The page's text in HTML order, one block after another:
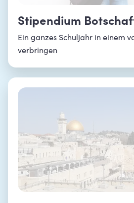
Stipendium
Ein ganzes Schuljahr in einem
verbringen